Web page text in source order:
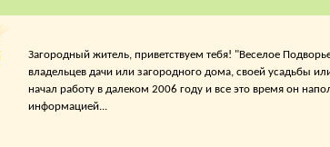
Загородный житель, приветствуем тебя! "Веселое
владельцев дачи или загородного дома, своей усадьбы
начал работу в далеком 2006 году и все это время он
информацией...